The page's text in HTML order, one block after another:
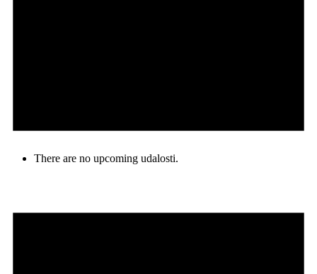
There are no upcoming udalosti.